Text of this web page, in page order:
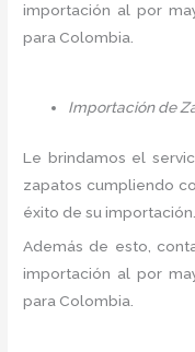
importación al por
para Colombia.
Importación de
Le brindamos el
zapatos cumpliendo
éxito de su importación.
Además de esto,
importación al por
para Colombia.